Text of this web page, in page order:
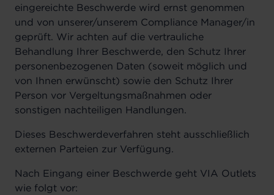
eingereichte Beschwerde wird ernst genommen
und von unserer/unserem Compliance Manager/in
geprüft. Wir achten auf die vertrauliche
Behandlung Ihrer Beschwerde, den Schutz Ihrer
personenbezogenen Daten (soweit möglich und
von Ihnen erwünscht) sowie den Schutz Ihrer
Person vor Vergeltungsmaßnahmen oder
sonstigen nachteiligen Handlungen.
Dieses Beschwerdeverfahren steht ausschließlich
externen Parteien zur Verfügung.
Nach Eingang einer Beschwerde geht VIA Outlets
wie folgt vor: